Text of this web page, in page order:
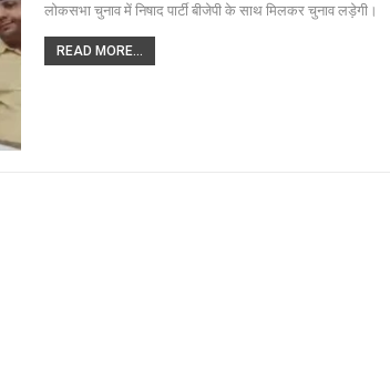
लोकसभा चुनाव में निषाद पार्टी बीजेपी के साथ मिलकर चुनाव लड़ेगी।
READ MORE...